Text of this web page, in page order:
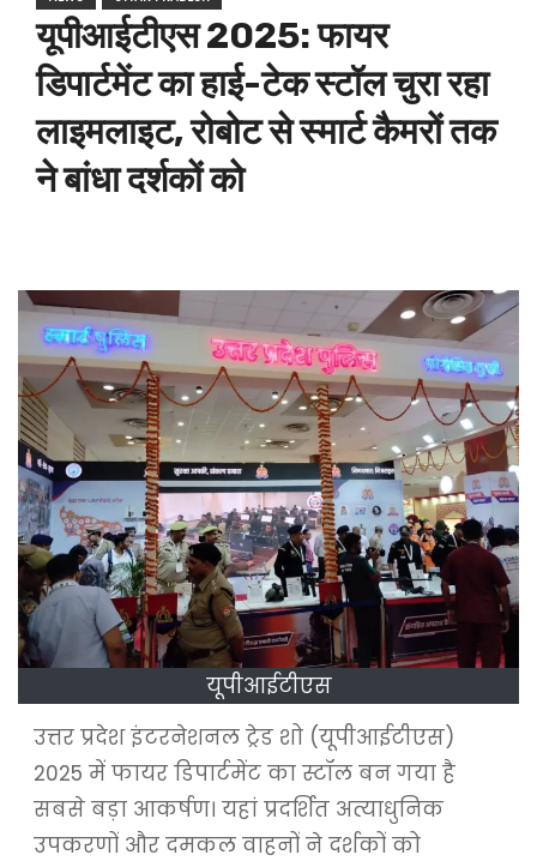
यूपीआईटीएस 2025: फायर
डिपार्टमेंट का हाई-टेक स्टॉल चुरा रहा
लाइमलाइट, रोबोट से स्मार्ट कैमरों तक
ने बांधा दर्शकों को
यूपीआईटीएस
उत्तर प्रदेश इंटरनेशनल ट्रेड शो (यूपीआईटीएस)
2025 में फायर डिपार्टमेंट का स्टॉल बन गया है
सबसे बड़ा आकर्षण। यहां प्रदर्शित अत्याधुनिक
उपकरणों और दमकल वाहनों ने दर्शकों को